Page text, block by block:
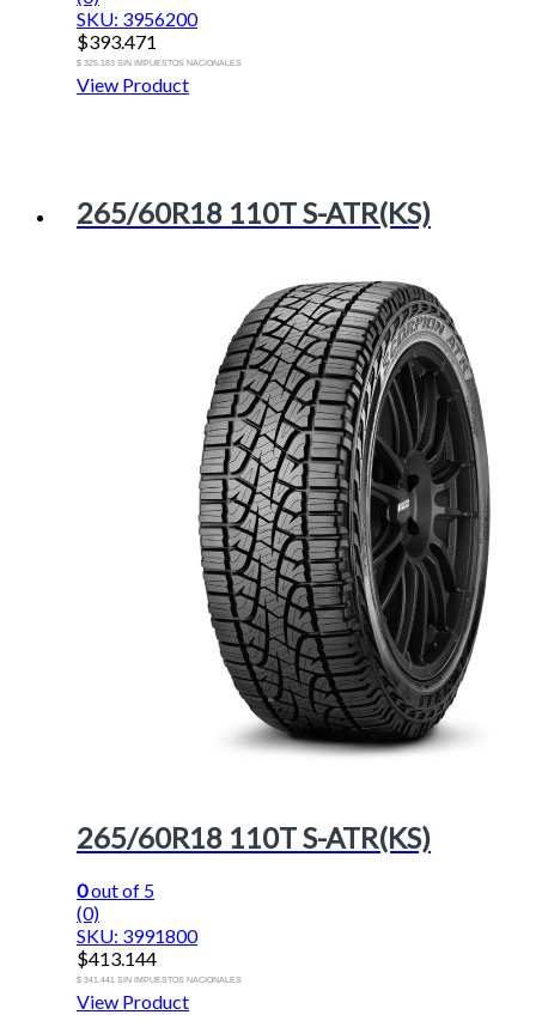
SKU: 3956200
$393.471
$ 325.183 SIN IMPUESTOS NACIONALES
View Product
265/60R18 110T S-ATR(KS)
265/60R18 110T S-ATR(KS)
0out of 5
(0)
SKU: 3991800
$413.144
$ 341.441 SIN IMPUESTOS NACIONALES
View Product